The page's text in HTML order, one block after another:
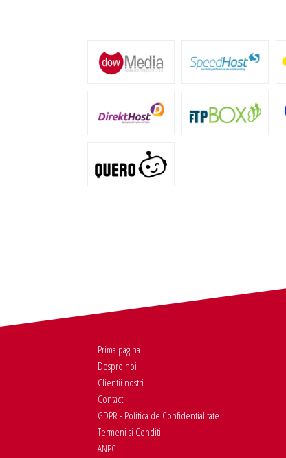
Prima pagina
Despre noi
Clientii nostri
Contact
GDPR - Politica de Confidentialitate
Termeni si Conditii
ANPC